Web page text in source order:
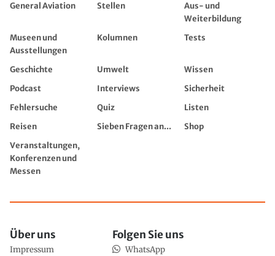
General Aviation
Stellen
Aus- und
Weiterbildung
Museen und
Ausstellungen
Kolumnen Tests
Geschichte Umwelt
Wissen
Podcast
Interviews
Sicherheit
Fehlersuche
Quiz
Listen
Reisen
Sieben Fragen an...
Shop
Veranstaltungen,
Konferenzen und
Messen
Über uns
Impressum
Folgen Sie uns
WhatsApp